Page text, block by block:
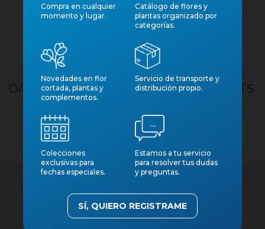
OASIS TAPE 13MM VERD PACK 2UNITATS
Compra en cualquier
momento y lugar.
Catálogo de flores y
plantas organizado por
categorías.
Novedades en flor
cortada, plantas y
complementos.
Servicio de transporte y
distribución propio.
Colecciones
exclusivas para
fechas especiales.
Estamos a tu servicio
para resolver tus dudas
y preguntas.
SÍ, QUIERO REGISTRAME